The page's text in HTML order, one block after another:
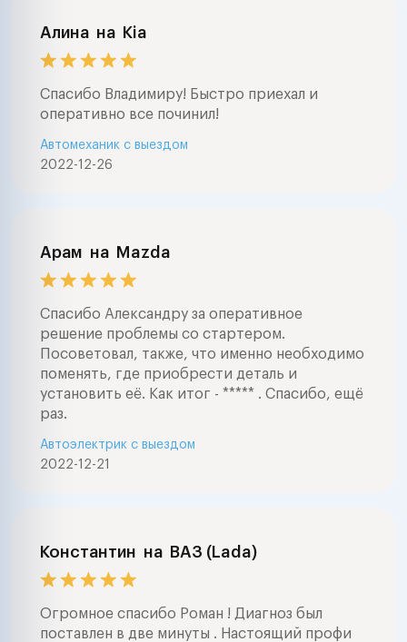
Алина на Kia
Спасибо Владимиру! Быстро приехал и
оперативно все починил!
2022-12-26
Автомеханик с выездом
Арам на Mazda
Спасибо Александру за оперативное
решение проблемы со стартером.
Посоветовал, также, что именно необходимо
поменять, где приобрести деталь и
установить её. Как итог - ***** . Спасибо, ещё
раз.
2022-12-21
Автоэлектрик с выездом
Константин на ВАЗ (Lada)
Огромное спасибо Роман ! Диагноз был
поставлен в две минуты . Настоящий профи